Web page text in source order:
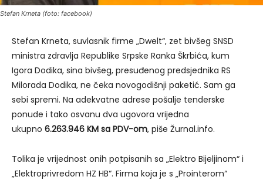
Stefan Krneta (foto: facebook)
Stefan Krneta, suvlasnik firme „Dwelt“, zet bivšeg SNSD
ministra zdravlja Republike Srpske Ranka Škrbića, kum
Igora Dodika, sina bivšeg, presuđenog predsjednika RS
Milorada Dodika, ne čeka novogodišnji paketić. Sam ga
sebi spremi. Na adekvatne adrese pošalje tenderske
ponude i tako osvanu dva ugovora vrijedna
ukupno 6.263.946 KM sa PDV-om, piše Žurnal.info.
Tolika je vrijednost onih potpisanih sa „Elektro Bijeljinom“ i
„Elektroprivredom HZ HB“. Firma koja je s „Prointerom“